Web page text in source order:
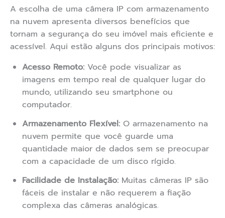
A escolha de uma câmera IP com armazenamento
na nuvem apresenta diversos benefícios que
tornam a segurança do seu imóvel mais eficiente e
acessível. Aqui estão alguns dos principais motivos:
Acesso Remoto: Você pode visualizar as
imagens em tempo real de qualquer lugar do
mundo, utilizando seu smartphone ou
computador.
Armazenamento Flexível: O armazenamento na
nuvem permite que você guarde uma
quantidade maior de dados sem se preocupar
com a capacidade de um disco rígido.
Facilidade de Instalação: Muitas câmeras IP são
fáceis de instalar e não requerem a fiação
complexa das câmeras analógicas.